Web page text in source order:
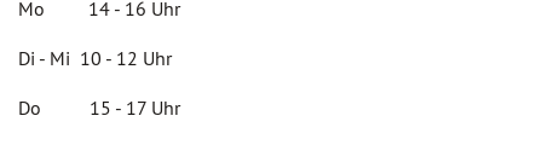
Mo 14 - 16 Uhr
Di - Mi 10 - 12 Uhr
Do 15 - 17 Uhr